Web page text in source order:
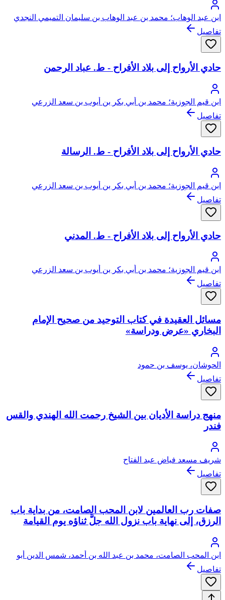
ابن عبد الوهاب؛ محمد بن عبد الوهاب بن سليمان التميمي النجدي
تفاصيل
حادي الأرواح إلى بلاد الأفراح - ط. عباد الرحمن
ابن قيم الجوزية؛ محمد بن أبي بكر بن أيوب بن سعد الزرعي
الدمشقي، أبو عبد الله، شمس الدين
تفاصيل
حادي الأرواح إلى بلاد الأفراح - ط. الرسالة
ابن قيم الجوزية؛ محمد بن أبي بكر بن أيوب بن سعد الزرعي
الدمشقي، أبو عبد الله، شمس الدين
تفاصيل
حادي الأرواح إلى بلاد الأفراح - ط. المدني
ابن قيم الجوزية؛ محمد بن أبي بكر بن أيوب بن سعد الزرعي
الدمشقي، أبو عبد الله، شمس الدين
تفاصيل
مسائل العقيدة في كتاب التوحيد من صحيح الإمام
البخاري «عرض ودراسة»
الحوشان، يوسف بن حمود
تفاصيل
منهج دراسة الأديان بين الشيخ رحمت الله الهندي والقس
فندر
شريف مسعد فياض عبد الفتاح
تفاصيل
صفات رب العالمين لابن المحب الصامت، من بداية باب
الرزق، إلى نهاية باب نزول الله جلَّ ثناؤه يوم القيامة
ابن المحب الصامت، محمد بن عبد الله بن أحمد، شمس الدين أبو
بكر
تفاصيل